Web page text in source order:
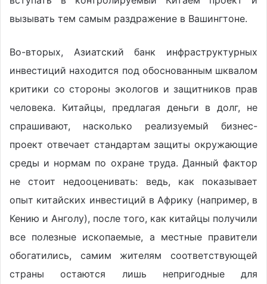
вызывать тем самым раздражение в Вашингтоне.
Во-вторых, Азиатский банк инфраструктурных
инвестиций находится под обоснованным шквалом
критики со стороны экологов и защитников прав
человека. Китайцы, предлагая деньги в долг, не
спрашивают, насколько реализуемый бизнес-
проект отвечает стандартам защиты окружающие
среды и нормам по охране труда. Данный фактор
не стоит недооценивать: ведь, как показывает
опыт китайских инвестиций в Африку (например, в
Кению и Анголу), после того, как китайцы получили
все полезные ископаемые, а местные правители
обогатились, самим жителям соответствующей
страны остаются лишь непригодные для